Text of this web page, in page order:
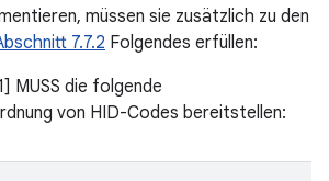
müssen sie zusätzlich zu den
7.7.2 Folgendes erfüllen:
MUSS die folgende
von HID-Codes bereitstellen: